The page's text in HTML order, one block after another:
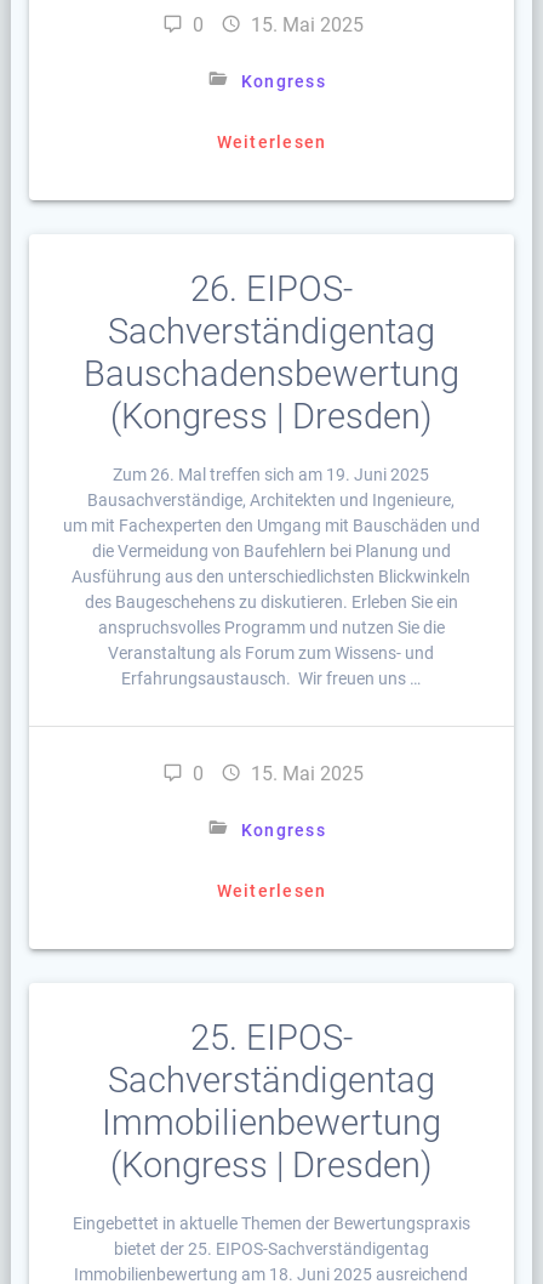
0 15. Mai 2025
Kongress
Weiterlesen
26. EIPOS-
Sachverständigentag
Bauschadensbewertung
(Kongress | Dresden)
Zum 26. Mal treffen sich am 19. Juni 2025
Bausachverständige, Architekten und Ingenieure,
um mit Fachexperten den Umgang mit Bauschäden und
die Vermeidung von Baufehlern bei Planung und
Ausführung aus den unterschiedlichsten Blickwinkeln
des Baugeschehens zu diskutieren. Erleben Sie ein
anspruchsvolles Programm und nutzen Sie die
Veranstaltung als Forum zum Wissens- und
Erfahrungsaustausch. Wir freuen uns …
0 15. Mai 2025
Kongress
Weiterlesen
25. EIPOS-
Sachverständigentag
Immobilienbewertung
(Kongress | Dresden)
Eingebettet in aktuelle Themen der Bewertungspraxis
bietet der 25. EIPOS-Sachverständigentag
Immobilienbewertung am 18. Juni 2025 ausreichend